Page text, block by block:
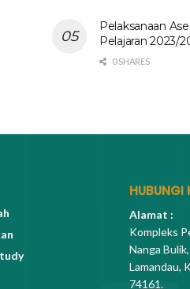
Pelaksanaan
Pelajaran 2023/
0 SHARES
HUBUNGI
Alamat :
Kompleks
Nanga
Lamandau,
74161.